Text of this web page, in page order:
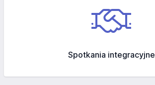
Spotkania integracyjne